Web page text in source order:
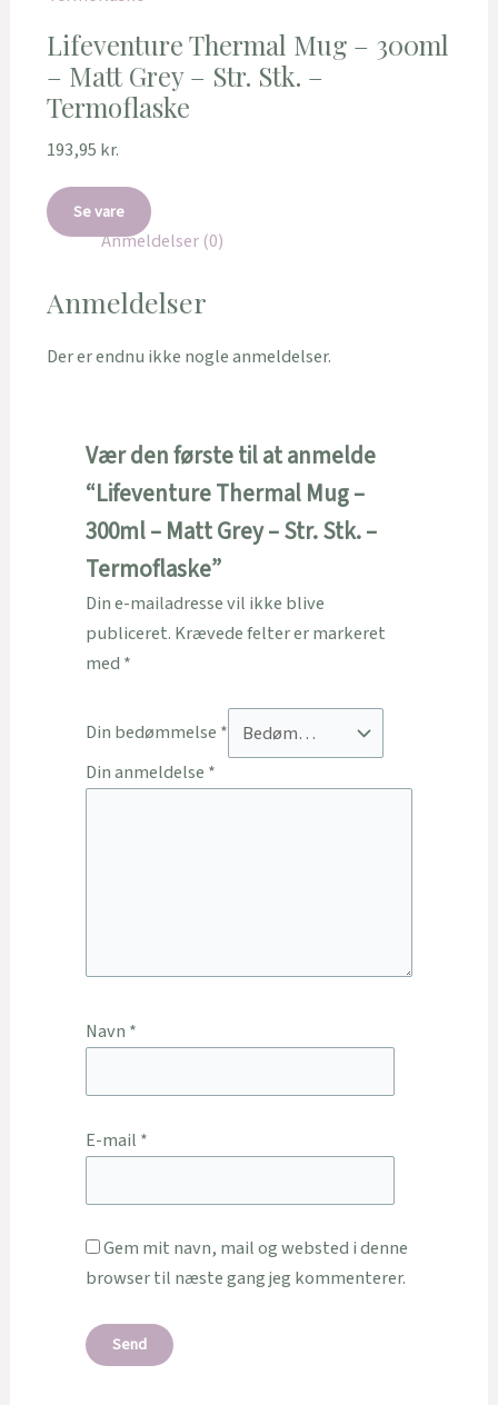
Lifeventure Thermal Mug – 300ml
– Matt Grey – Str. Stk. –
Termoflaske
193,95 kr.
Se vare
Anmeldelser (0)
Anmeldelser
Der er endnu ikke nogle anmeldelser.
Vær den første til at anmelde
“Lifeventure Thermal Mug –
300ml – Matt Grey – Str. Stk. –
Termoflaske”
Din e-mailadresse vil ikke blive
publiceret. Krævede felter er markeret
med *
Din bedømmelse *
Din anmeldelse *
Navn *
E-mail *
Gem mit navn, mail og websted i denne
browser til næste gang jeg kommenterer.